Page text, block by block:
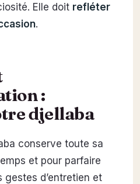
Elle doit refléter
.
:
djellaba
conserve toute sa
et pour parfaire
d’entretien et